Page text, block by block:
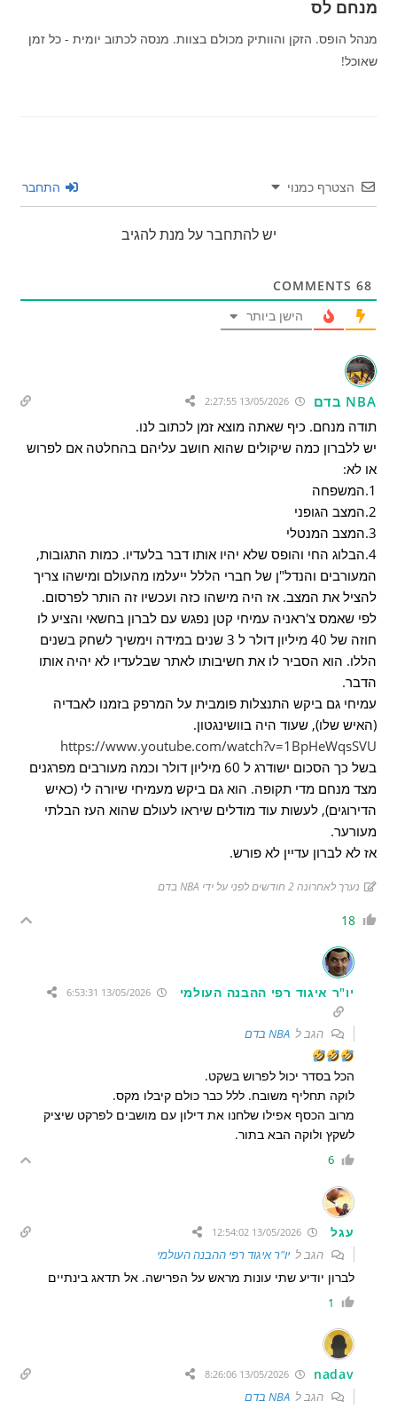
מנחם לס
מנהל הופס. הזקן והוותיק מכולם בצוות. מנסה לכתוב יומית - כל זמן
שאוכל!
הצטרף כמנוי התחבר
יש להתחבר על מנת להגיב
68
הישן ביותר
NBA בדם 13/05/2026 2:27:55
תודה מנחם. כיף שאתה מוצא זמן לכתוב לנו.
יש ללברון כמה שיקולים שהוא חושב עליהם בהחלטה אם לפרוש
או לא:
1.המשפחה
2.המצב הגופני
3.המצב המנטלי
4.הבלוג החי והופס שלא יהיו אותו דבר בלעדיו. כמות התגובות,
המעורבים והנדל"ן של חברי הללל ייעלמו מהעולם ומישהו צריך
להציל את המצב. אז היה מישהו כזה ועכשיו זה הותר לפרסום.
לפי שאמס צ'ראניה עמיחי קטן נפגש עם לברון בחשאי והציע לו
חוזה של 40 מיליון דולר ל 3 שנים במידה וימשיך לשחק בשנים
הללו. הוא הסביר לו את חשיבותו לאתר שבלעדיו לא יהיה אותו
הדבר.
עמיחי גם ביקש התנצלות פומבית על המרפק בזמנו לאבדיה
(האיש שלו), שעוד היה בוושינגטון.
https://www.youtube.com/watch?v=1BpHeWqsSVU
בשל כך הסכום ישודרג ל 60 מיליון דולר וכמה מעורבים מפרגנים
מצד מנחם מדי תקופה. הוא גם ביקש מעמיחי שיורה לי (כאיש
הדירוגים), לעשות עוד מודלים שיראו לעולם שהוא העז הבלתי
מעורער.
אז לא לברון עדיין לא פורש.
נערך לאחרונה 2 חודשים לפני על ידי NBA בדם
18
יו"ר איגוד רפי ההבנה העולמי 13/05/2026 6:53:31
הגב לNBA בדם
הכל בסדר יכול לפרוש בשקט.
לוקה תחליף משובח. ללל כבר כולם קיבלו מקס.
מרוב הכסף אפילו שלחנו את דילון עם מושבים לפרקט שיציק
לשקץ ולוקה הבא בתור.
6
עגל
הגב ליו"ר איגוד רפי ההבנה העולמי
לברון יודיע שתי עונות מראש על הפרישה. אל תדאג בינתיים
1
nadav
הגב לNBA בדם